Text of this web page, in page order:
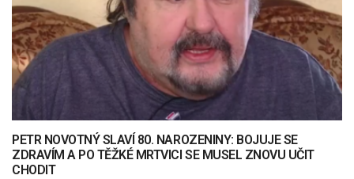
PETR NOVOTNÝ SLAVÍ 80. NAROZENINY: BOJUJE SE
ZDRAVÍM A PO TĚŽKÉ MRTVICI SE MUSEL ZNOVU UČIT
CHODIT